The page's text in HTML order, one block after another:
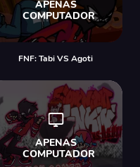
FNF: Tabi VS Agoti